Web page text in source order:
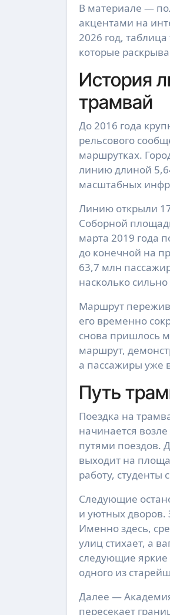
В материале —
акцентами на
2026 год,
которые
История
трамвай
До 2016 года
рельсового
маршрутках.
линию длиной
масштабных
Линию открыли
Соборной
марта 2019 года
до конечной на
63,7 млн
насколько
Маршрут
его временно
снова пришлось
маршрут,
а пассажиры уже
Путь
Поездка на
начинается
путями поездов.
выходит на
работу, студенты
Следующие
и уютных дворов.
Именно здесь,
улиц стихает, а
следующие яркие
одного из
Далее —
пересекает